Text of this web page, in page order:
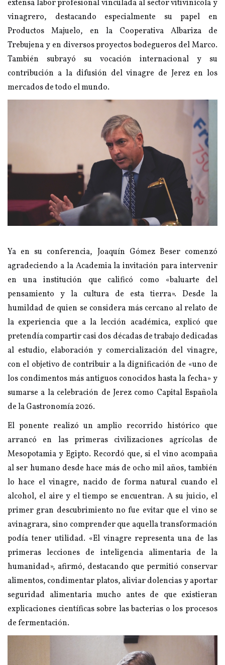
extensa labor profesional vinculada al sector vitivinícola y
vinagrero, destacando especialmente su papel en
Productos Majuelo, en la Cooperativa Albariza de
Trebujena y en diversos proyectos bodegueros del Marco.
También subrayó su vocación internacional y su
contribución a la difusión del vinagre de Jerez en los
mercados de todo el mundo.
Ya en su conferencia, Joaquín Gómez Beser comenzó
agradeciendo a la Academia la invitación para intervenir
en una institución que calificó como «baluarte del
pensamiento y la cultura de esta tierra». Desde la
humildad de quien se considera más cercano al relato de
la experiencia que a la lección académica, explicó que
pretendía compartir casi dos décadas de trabajo dedicadas
al estudio, elaboración y comercialización del vinagre,
con el objetivo de contribuir a la dignificación de «uno de
los condimentos más antiguos conocidos hasta la fecha» y
sumarse a la celebración de Jerez como Capital Española
de la Gastronomía 2026.
El ponente realizó un amplio recorrido histórico que
arrancó en las primeras civilizaciones agrícolas de
Mesopotamia y Egipto. Recordó que, si el vino acompaña
al ser humano desde hace más de ocho mil años, también
lo hace el vinagre, nacido de forma natural cuando el
alcohol, el aire y el tiempo se encuentran. A su juicio, el
primer gran descubrimiento no fue evitar que el vino se
avinagrara, sino comprender que aquella transformación
podía tener utilidad. «El vinagre representa una de las
primeras lecciones de inteligencia alimentaria de la
humanidad», afirmó, destacando que permitió conservar
alimentos, condimentar platos, aliviar dolencias y aportar
seguridad alimentaria mucho antes de que existieran
explicaciones científicas sobre las bacterias o los procesos
de fermentación.